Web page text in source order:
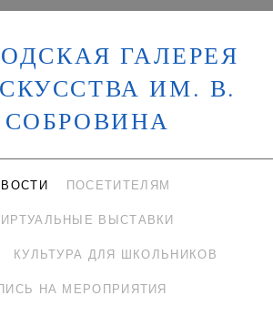
ГАЛЕРЕЯ
ИМ. В.
ПОСЕТИТЕЛЯМ
ВЫСТАВКИ
КУЛЬТУРА ДЛЯ ШКОЛЬНИКОВ
НА МЕРОПРИЯТИЯ